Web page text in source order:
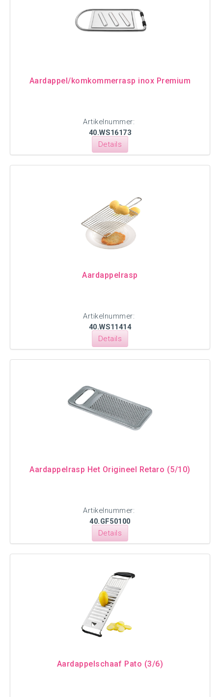
Aardappel/komkommerrasp inox Premium
Artikelnummer:
40.WS16173
Details
Aardappelrasp
Artikelnummer:
40.WS11414
Details
Aardappelrasp Het Origineel Retaro (5/10)
Artikelnummer:
40.GF50100
Details
Aardappelschaaf Pato (3/6)